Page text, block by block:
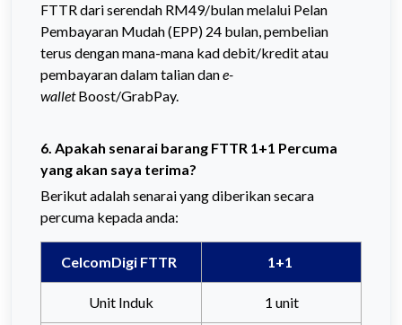
FTTR dari serendah RM49/bulan melalui Pelan
Pembayaran Mudah (EPP) 24 bulan, pembelian
terus dengan mana-mana kad debit/kredit atau
pembayaran dalam talian dane-
walletBoost/GrabPay.
6. Apakah senarai barang FTTR 1+1 Percuma
yang akan saya terima?
Berikut adalah senarai yang diberikan secara
percuma kepada anda:
CelcomDigi FTTR 1+1
Unit Induk 1 unit